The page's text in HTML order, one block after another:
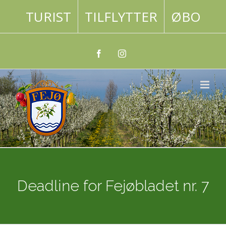
TURIST TILFLYTTER ØBO
FacebookInstagram
Deadline for Fejøbladet nr. 7